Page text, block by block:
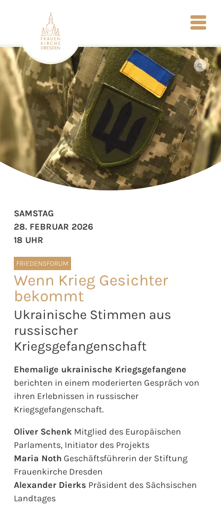
©
FRIEDENSFORUM
Wenn Krieg Gesichter
bekommt
Ukrainische Stimmen aus
russischer
Kriegsgefangenschaft
Ehemalige ukrainische Kriegsgefangene
berichten in einem moderierten Gespräch von
ihren Erlebnissen in russischer
Kriegsgefangenschaft.
Oliver Schenk Mitglied des Europäischen
Parlaments, Initiator des Projekts
Maria Noth Geschäftsführerin der Stiftung
Frauenkirche Dresden
Alexander Dierks Präsident des Sächsischen
Landtages
SAMSTAG
28. FEBRUAR 2026
18 UHR